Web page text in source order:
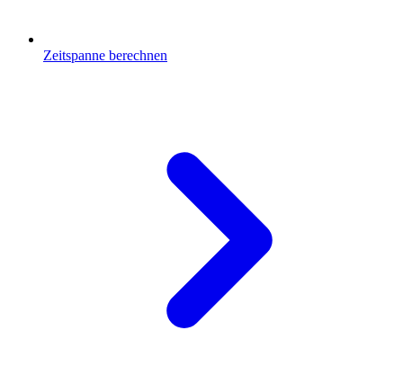
Zeitspanne berechnen